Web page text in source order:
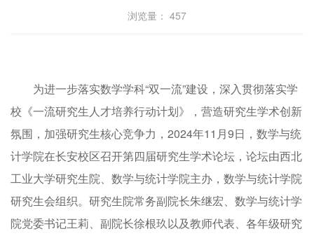
浏览量： 457
为进一步落实数学学科“双一流”建设，深入贯彻落实学
校《一流研究生人才培养行动计划》，营造研究生学术创新
氛围，加强研究生核心竞争力，2024年11月9日，数学与统
计学院在长安校区召开第四届研究生学术论坛，论坛由西北
工业大学研究生院、数学与统计学院主办，数学与统计学院
研究生会组织。研究生院常务副院长朱继宏、数学与统计学
院党委书记王莉、副院长徐根玖以及教师代表、各年级研究